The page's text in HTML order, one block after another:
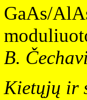
GaAs/
B.
Kietųjų ir